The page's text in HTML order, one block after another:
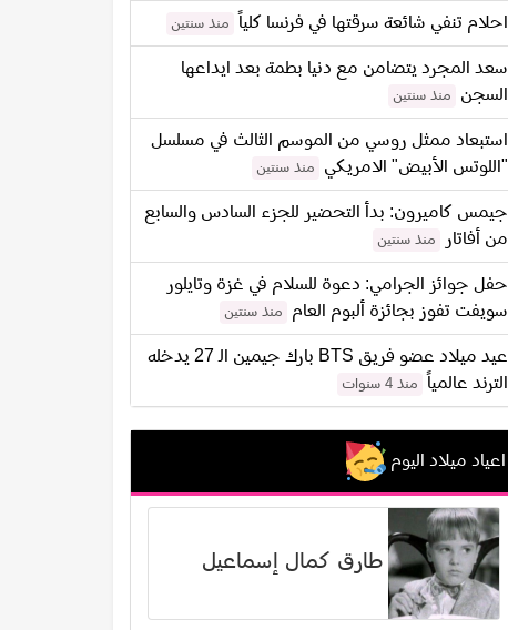
احلام تنفي شائعة سرقتها في فرنسا كلياً منذ سنتين
سعد المجرد يتضامن مع دنيا بطمة بعد ايداعها
السجن
منذ سنتين
استبعاد ممثل روسي من الموسم الثالث في مسلسل
"اللوتس الأبيض" الامريكي
منذ سنتين
جيمس كاميرون: بدأ التحضير للجزء السادس والسابع
من أفاتار
منذ سنتين
حفل جوائز الجرامي: دعوة للسلام في غزة وتايلور
سويفت تفوز بجائزة ألبوم العام
منذ سنتين
عيد ميلاد عضو فريق BTS بارك جيمين الـ 27 يدخله
الترند عالمياً
منذ 4 سنوات
اعياد ميلاد اليوم
طارق كمال إسماعيل